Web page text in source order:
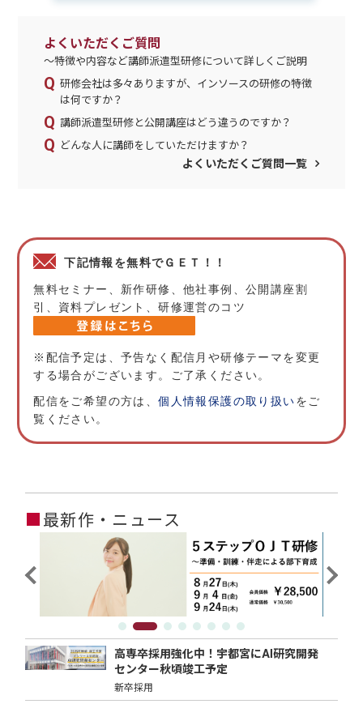
よくいただくご質問
～特徴や内容など講師派遣型研修について詳しくご説明
研修会社は多々ありますが、インソースの研修の特徴
は何ですか？
講師派遣型研修と公開講座はどう違うのですか？
どんな人に講師をしていただけますか？
よくいただくご質問一覧
下記情報を無料でＧＥＴ！！
無料セミナー、新作研修、他社事例、公開講座割
引、資料プレゼント、研修運営のコツ
※配信予定は、予告なく配信月や研修テーマを変更
する場合がございます。ご了承ください。
配信をご希望の方は、個人情報保護の取り扱いをご
覧ください。
■最新作・ニュース
高専卒採用強化中！宇都宮にAI研究開発
センター秋頃竣工予定
新卒採用